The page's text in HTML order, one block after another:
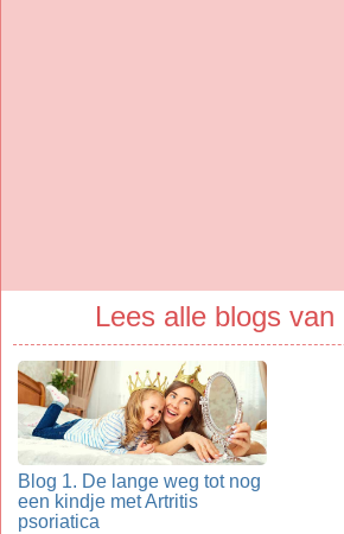
Lees alle blogs van
Blog 1. De lange weg tot nog
een kindje met Artritis
psoriatica